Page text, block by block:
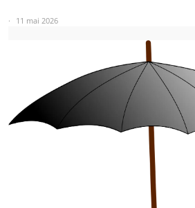
11 mai 2026